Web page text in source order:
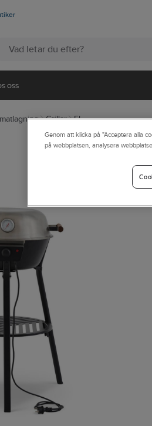
oss
Grillar El
Genom att klicka på "Acceptera alla
på webbplatsen, analysera